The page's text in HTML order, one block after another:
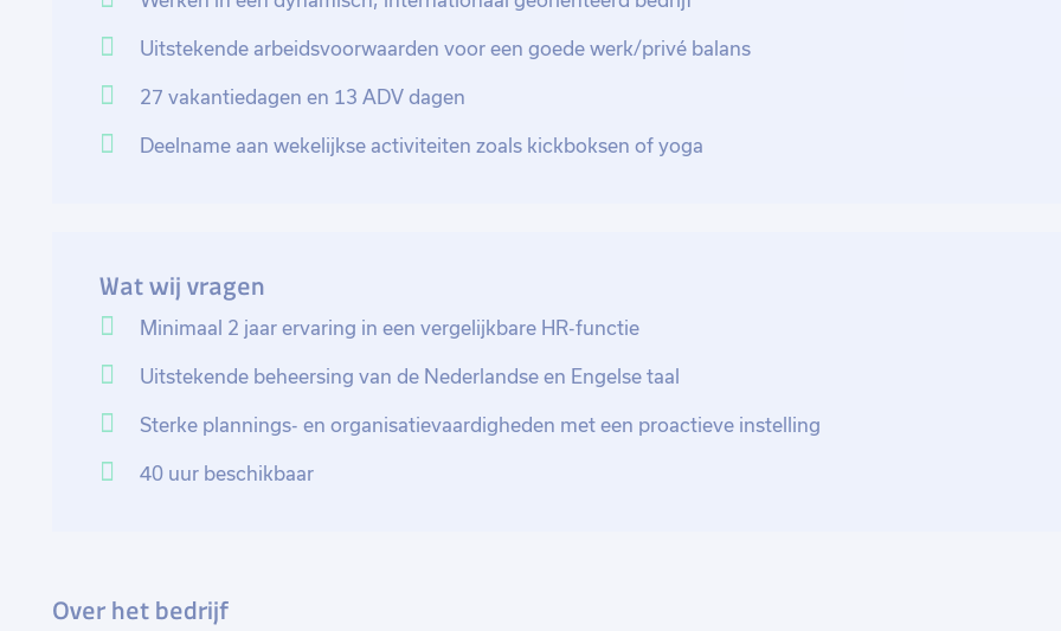
Kortom, een afwisselende functie met ruimte voor groei, binnen een betrokken en
professioneel team waarin jouw inzet echt telt.
Uitstekende arbeidsvoorwaarden voor een goede werk/privé balans
27 vakantiedagen en 13 ADV dagen
Deelname aan wekelijkse activiteiten zoals kickboksen of yoga
Wat wij vragen
Minimaal 2 jaar ervaring in een vergelijkbare HR-functie
Uitstekende beheersing van de Nederlandse en Engelse taal
Sterke plannings- en organisatievaardigheden met een proactieve instelling
40 uur beschikbaar
Over het bedrijf